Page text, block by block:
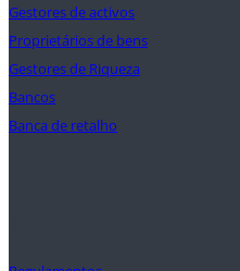
Gestores de activos
Proprietários de bens
Gestores de Riqueza
Bancos
Banca de retalho